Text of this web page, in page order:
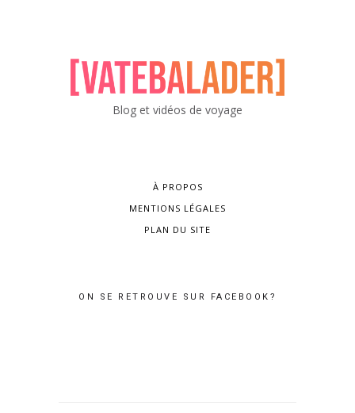
Blog et vidéos de voyage
À PROPOS
MENTIONS LÉGALES
PLAN DU SITE
ON SE RETROUVE SUR FACEBOOK?